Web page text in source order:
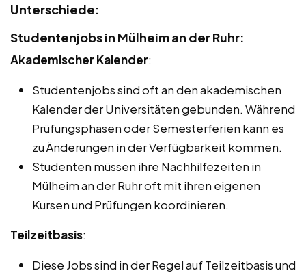
Unterschiede:
Studentenjobs in Mülheim an der Ruhr:
Akademischer Kalender:
Studentenjobs sind oft an den akademischen
Kalender der Universitäten gebunden. Während
Prüfungsphasen oder Semesterferien kann es
zu Änderungen in der Verfügbarkeit kommen.
Studenten müssen ihre Nachhilfezeiten in
Mülheim an der Ruhr oft mit ihren eigenen
Kursen und Prüfungen koordinieren.
Teilzeitbasis:
Diese Jobs sind in der Regel auf Teilzeitbasis und